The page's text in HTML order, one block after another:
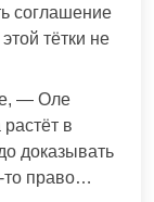
соглашение
тётки не
— Оле
в
доказывать
то право…